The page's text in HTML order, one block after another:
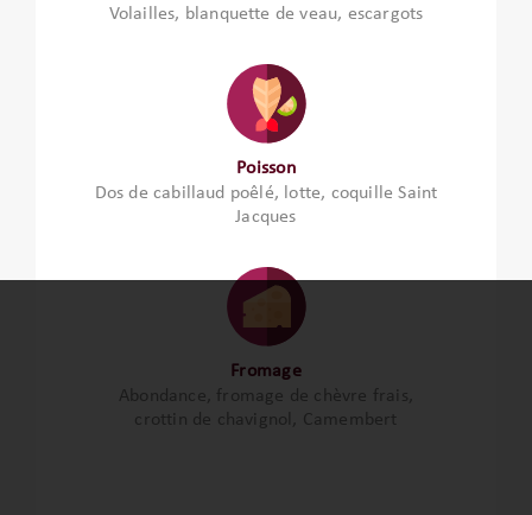
Volailles, blanquette de veau, escargots
Poisson
Dos de cabillaud poêlé, lotte, coquille Saint
Jacques
Fromage
Abondance, fromage de chèvre frais,
crottin de chavignol, Camembert